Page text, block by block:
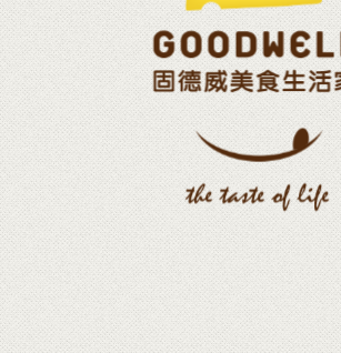
載入更多
您味蕾地圖的專業